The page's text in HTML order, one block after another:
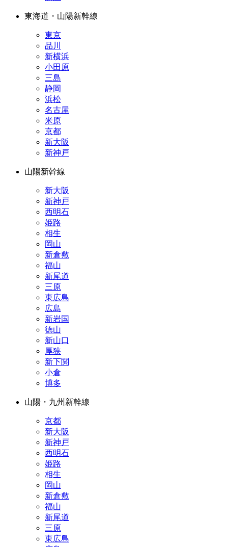
東海道・山陽新幹線
東京
品川
新横浜
小田原
三島
静岡
浜松
名古屋
米原
京都
新大阪
新神戸
山陽新幹線
新大阪
新神戸
西明石
姫路
相生
岡山
新倉敷
福山
新尾道
三原
東広島
広島
新岩国
徳山
新山口
厚狭
新下関
小倉
博多
山陽・九州新幹線
京都
新大阪
新神戸
西明石
姫路
相生
岡山
新倉敷
福山
新尾道
三原
東広島